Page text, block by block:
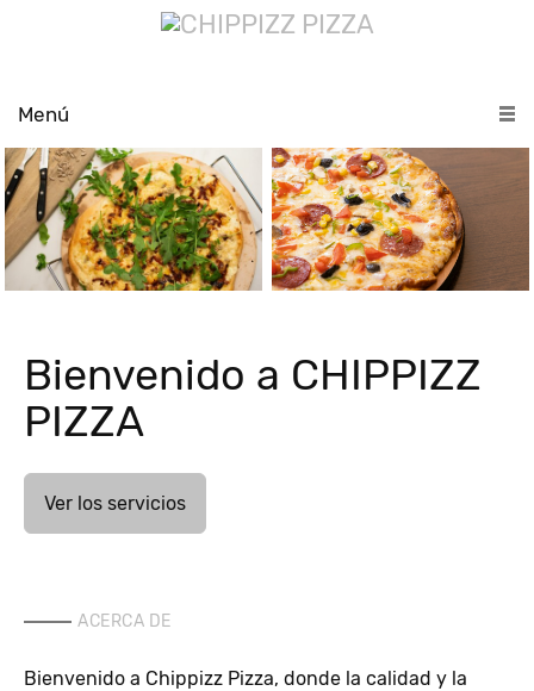
Menú
Bienvenido a CHIPPIZZ
PIZZA
Ver los servicios
ACERCA DE
Bienvenido a Chippizz Pizza, donde la calidad y la